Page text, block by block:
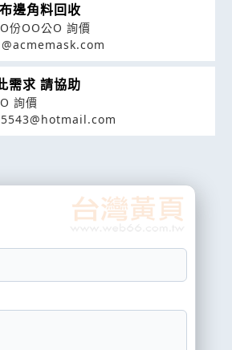
邊角料回收
份OO公O 詢價
需求 請協助
詢價